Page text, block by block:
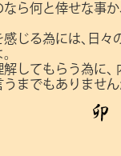
ら何と倖せな事
じる為には､日々
してもらう為に､
までもありません